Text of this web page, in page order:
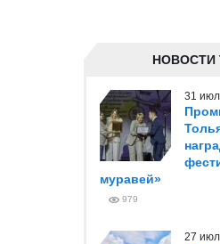
НОВОСТИ
31
муравей»
979
27